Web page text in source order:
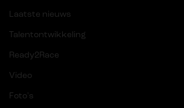
Laatste nieuws
Talentontwikkeling
Ready2Race
Video
Foto's